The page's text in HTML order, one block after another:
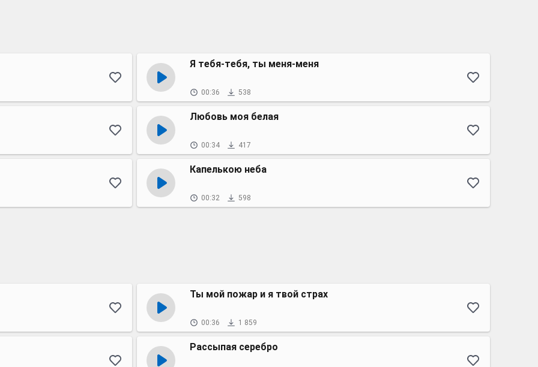
Я тебя-тебя, ты меня-меня
00:36 538
Любовь моя белая
00:34 417
Капелькою неба
00:32 598
Ты мой пожар и я твой страх
00:36 1 859
Рассыпая серебро